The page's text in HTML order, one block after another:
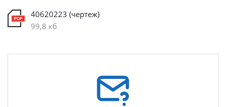
40620223 (чертеж)
99,8 кб